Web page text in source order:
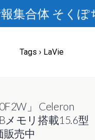
Tags › LaVie
」 Celeron
メモリ搭載15.6型
販売中